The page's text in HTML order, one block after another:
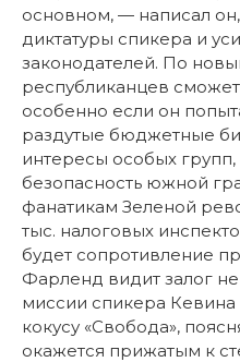
основном, — написал
диктатуры спикера и
законодателей. По
республиканцев
особенно если он
раздутые бюджетные
интересы особых
безопасность южной
фанатикам Зеленой
тыс. налоговых
будет сопротивление
Фарленд видит залог
миссии спикера
кокусу «Свобода»,
окажется прижатым к